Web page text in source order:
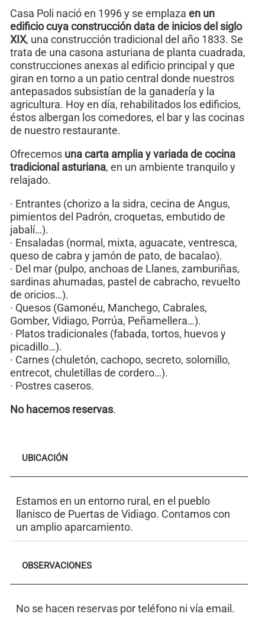
Casa Poli nació en 1996 y se emplaza en un
edificio cuya construcción data de inicios del siglo
XIX, una construcción tradicional del año 1833. Se
trata de una casona asturiana de planta cuadrada,
construcciones anexas al edificio principal y que
giran en torno a un patio central donde nuestros
antepasados subsistían de la ganadería y la
agricultura. Hoy en día, rehabilitados los edificios,
éstos albergan los comedores, el bar y las cocinas
de nuestro restaurante.
Ofrecemos una carta amplia y variada de cocina
tradicional asturiana, en un ambiente tranquilo y
relajado.
· Entrantes (chorizo a la sidra, cecina de Angus,
pimientos del Padrón, croquetas, embutido de
jabalí…).
· Ensaladas (normal, mixta, aguacate, ventresca,
queso de cabra y jamón de pato, de bacalao).
· Del mar (pulpo, anchoas de Llanes, zamburiñas,
sardinas ahumadas, pastel de cabracho, revuelto
de oricios…).
· Quesos (Gamonéu, Manchego, Cabrales,
Gomber, Vidiago, Porrúa, Peñamellera…).
· Platos tradicionales (fabada, tortos, huevos y
picadillo…).
· Carnes (chuletón, cachopo, secreto, solomillo,
entrecot, chuletillas de cordero…).
· Postres caseros.
No hacemos reservas.
UBICACIÓN
Estamos en un entorno rural, en el pueblo
llanisco de Puertas de Vidiago. Contamos con
un amplio aparcamiento.
OBSERVACIONES
No se hacen reservas por teléfono ni vía email.